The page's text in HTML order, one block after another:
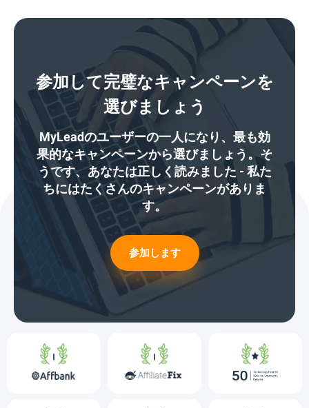
参加して完璧なキャンペーンを
選びましょう
MyLeadのユーザーの一人になり、最も効
果的なキャンペーンから選びましょう。そ
うです、あなたは正しく読みました - 私た
ちにはたくさんのキャンペーンがありま
す。
参加します